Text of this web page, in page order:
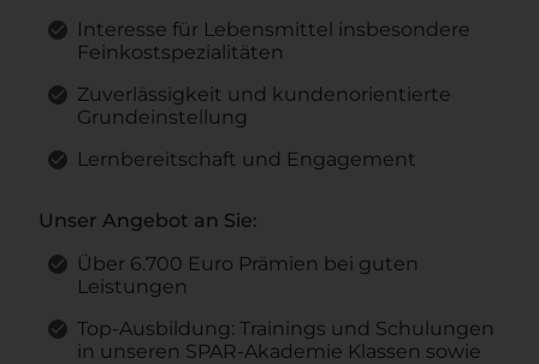
Interesse für Lebensmittel insbesondere
Feinkostspezialitäten
Zuverlässigkeit und kundenorientierte
Grundeinstellung
Lernbereitschaft und Engagement
Unser Angebot an Sie:
Über 6.700 Euro Prämien bei guten
Leistungen
Top-Ausbildung: Trainings und Schulungen
in unseren SPAR-Akademie Klassen sowie